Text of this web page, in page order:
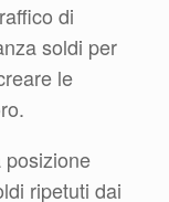
di
soldi per
le
ripetuti dai